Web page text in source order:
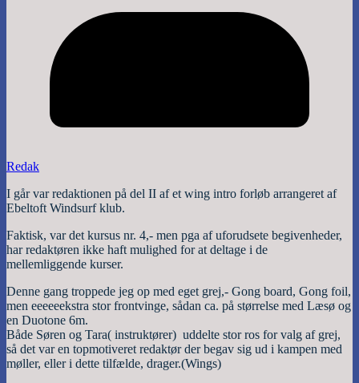
Redak
I går var redaktionen på del II af et wing intro forløb arrangeret af
Ebeltoft Windsurf klub.
Faktisk, var det kursus nr. 4,- men pga af uforudsete begivenheder,
har redaktøren ikke haft mulighed for at deltage i de
mellemliggende kurser.
Denne gang troppede jeg op med eget grej,- Gong board, Gong foil,
men eeeeeekstra stor frontvinge, sådan ca. på størrelse med Læsø og
en Duotone 6m.
Både Søren og Tara( instruktører) uddelte stor ros for valg af grej,
så det var en topmotiveret redaktør der begav sig ud i kampen med
møller, eller i dette tilfælde, drager.(Wings)